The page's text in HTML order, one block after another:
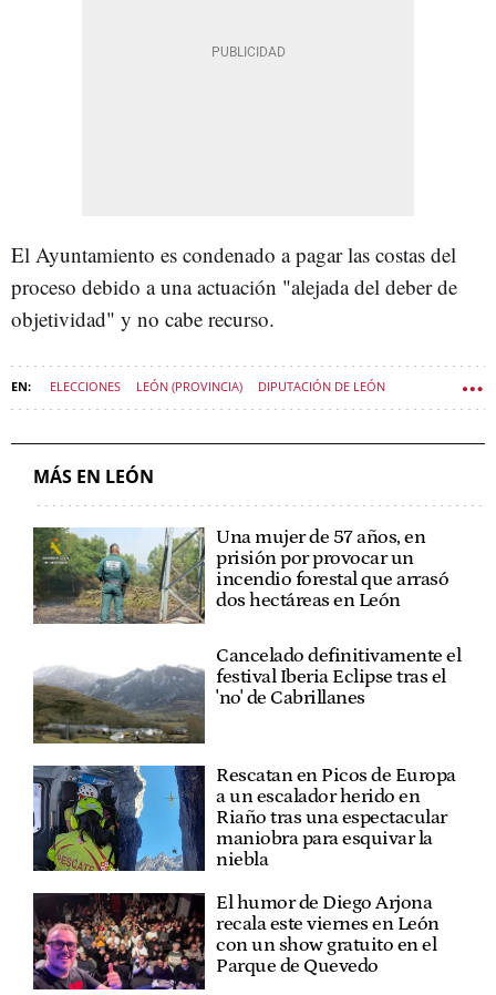
El Ayuntamiento es condenado a pagar las costas del
proceso debido a una actuación "alejada del deber de
objetividad" y no cabe recurso.
ELECCIONES LEÓN (PROVINCIA) DIPUTACIÓN DE LEÓN
MÁS EN LEÓN
Una mujer de 57 años, en
prisión por provocar un
incendio forestal que arrasó
dos hectáreas en León
Cancelado definitivamente el
festival Iberia Eclipse tras el
'no' de Cabrillanes
Rescatan en Picos de Europa
a un escalador herido en
Riaño tras una espectacular
maniobra para esquivar la
niebla
El humor de Diego Arjona
recala este viernes en León
con un show gratuito en el
Parque de Quevedo